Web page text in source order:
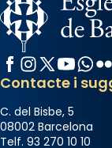
Facebook
Instagram
X / Twitter
YouTube
Contacte i
C. del Bisbe, 5
08002 Barcelona
Telf. 93 270 10 10